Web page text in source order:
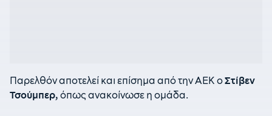
Παρελθόν αποτελεί και επίσημα από την ΑΕΚ οΣτίβεν
Τσούμπερ, όπως ανακοίνωσε η ομάδα.